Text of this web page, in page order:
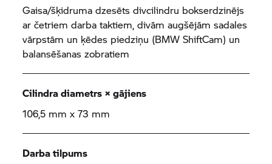
Gaisa/šķidruma dzesēts divcilindru bokserdzinējs
ar četriem darba taktiem, divām augšējām sadales
vārpstām un ķēdes piedziņu (BMW ShiftCam) un
balansēšanas zobratiem
Cilindra diametrs × gājiens
106,5 mm x 73 mm
Darba tilpums